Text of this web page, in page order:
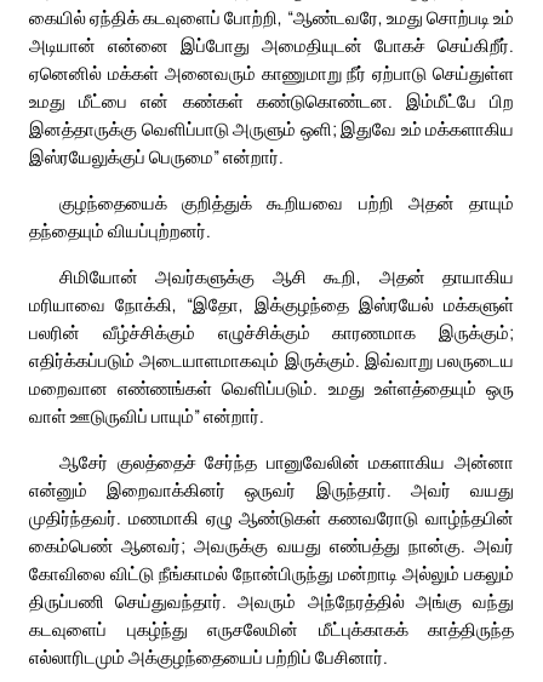
கையில் ஏந்திக் கடவுளைப் போற்றி, “ஆண்டவரே, உமது சொற்படி உம்
அடியான் என்னை இப்போது அமைதியுடன் போகச் செய்கிறீர்.
ஏனெனில் மக்கள் அனைவரும் காணுமாறு நீர் ஏற்பாடு செய்துள்ள
உமது மீட்பை என் கண்கள் கண்டுகொண்டன. இம்மீட்பே பிற
இனத்தாருக்கு வெளிப்பாடு அருளும் ஒளி; இதுவே உம் மக்களாகிய
இஸ்ரயேலுக்குப் பெருமை” என்றார்.
குழந்தையைக் குறித்துக் கூறியவை பற்றி அதன் தாயும்
தந்தையும் வியப்புற்றனர்.
சிமியோன் அவர்களுக்கு ஆசி கூறி, அதன் தாயாகிய
மரியாவை நோக்கி, “இதோ, இக்குழந்தை இஸ்ரயேல் மக்களுள்
பலரின் வீழ்ச்சிக்கும் எழுச்சிக்கும் காரணமாக இருக்கும்;
எதிர்க்கப்படும் அடையாளமாகவும் இருக்கும். இவ்வாறு பலருடைய
மறைவான எண்ணங்கள் வெளிப்படும். உமது உள்ளத்தையும் ஒரு
வாள் ஊடுருவிப் பாயும்” என்றார்.
ஆசேர் குலத்தைச் சேர்ந்த பானுவேலின் மகளாகிய அன்னா
என்னும் இறைவாக்கினர் ஒருவர் இருந்தார். அவர் வயது
முதிர்ந்தவர். மணமாகி ஏழு ஆண்டுகள் கணவரோடு வாழ்ந்தபின்
கைம்பெண் ஆனவர்; அவருக்கு வயது எண்பத்து நான்கு. அவர்
கோவிலை விட்டு நீங்காமல் நோன்பிருந்து மன்றாடி அல்லும் பகலும்
திருப்பணி செய்துவந்தார். அவரும் அந்நேரத்தில் அங்கு வந்து
கடவுளைப் புகழ்ந்து எருசலேமின் மீட்புக்காகக் காத்திருந்த
எல்லாரிடமும் அக்குழந்தையைப் பற்றிப் பேசினார்.